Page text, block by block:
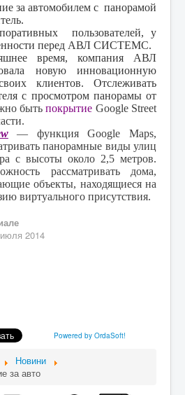
за автомобилем с панорамой
пользователей, у
перед АВЛ СИСТЕМС.
время, компания АВЛ
новую инновационную
клиентов. Отслеживать
с просмотром панорамы от
быть покрытие Google Street
— функция Google Maps,
панорамные виды улиц
с высоты около 2,5 метров.
рассматривать дома,
объекты, находящиеся на
виртуального присутствия.
2014
Powered by OrdaSoft!
Новини
за авто